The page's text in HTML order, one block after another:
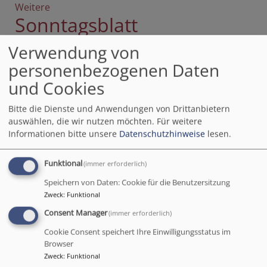
Weitere
über
Vernetzte
Kirche
Sonntagsblatt
Grenzlandposaunentag feiert
doppeltes Jubiläum in
Eggenfelden
Sonntagsblatt
Landesbischof Kopp nimmt
nach Berliner Anschlag an CSD
in Nürnberg teil
Sonntagsblatt
"Wild Church": Durchatmen im
Fürther Stadtwald
Sonntagsblatt
Verwendung von
personenbezogenen Daten
und Cookies
Bitte die Dienste und Anwendungen von Drittanbietern
auswählen, die wir nutzen möchten. Für weitere
Informationen bitte unsere Datenschutzhinweise lesen.
Funktional(immer erforderlich)
Speichern von Daten: Cookie für die Benutzersitzung
Zweck: Funktional
Consent Manager(immer erforderlich)
Cookie Consent speichert Ihre Einwilligungsstatus im
Browser
Zweck: Funktional